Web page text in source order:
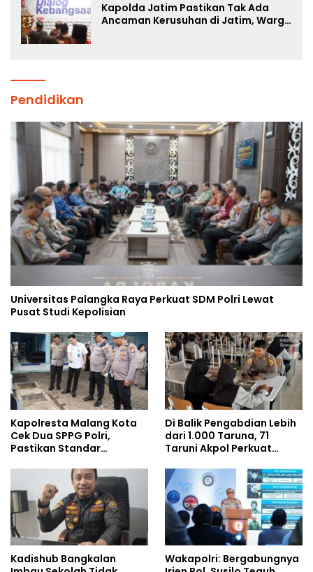
Kapolda Jatim Pastikan Tak Ada
Ancaman Kerusuhan di Jatim, Warga
Pendidikan
Universitas Palangka Raya Perkuat SDM Polri Lewat
Pusat Studi Kepolisian
Kapolresta Malang Kota
Cek Dua SPPG Polri,
Pastikan Standar
Pengelolaan Limbah
Berjalan Optimal
Di Balik Pengabdian Lebih
dari 1.000 Taruna, 71
Taruni Akpol Perkuat
Siswa Sekolah Rakyat
Kadishub Bangkalan
Wakapolri: Bergabungnya